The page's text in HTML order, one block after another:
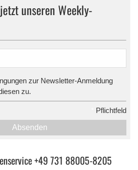
unseren Weekly-
zur Newsletter-Anmeldung
zu.
Pflichtfeld
Absenden
+49 731 88005-8205